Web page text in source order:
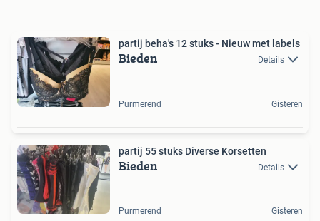
partij beha's 12 stuks - Nieuw met labels
Bieden Details
Purmerend Gisteren
partij 55 stuks Diverse Korsetten
Bieden Details
Purmerend Gisteren